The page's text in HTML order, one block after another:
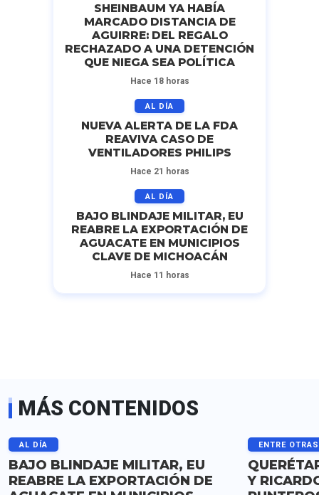
SHEINBAUM YA HABÍA
MARCADO DISTANCIA DE
AGUIRRE: DEL REGALO
RECHAZADO A UNA DETENCIÓN
QUE NIEGA SEA POLÍTICA
Hace 18 horas
AL DÍA
NUEVA ALERTA DE LA FDA
REAVIVA CASO DE
VENTILADORES PHILIPS
Hace 21 horas
AL DÍA
BAJO BLINDAJE MILITAR, EU
REABRE LA EXPORTACIÓN DE
AGUACATE EN MUNICIPIOS
CLAVE DE MICHOACÁN
Hace 11 horas
MÁS CONTENIDOS
AL DÍA
BAJO BLINDAJE MILITAR, EU
REABRE LA EXPORTACIÓN DE
ENTRE
Y